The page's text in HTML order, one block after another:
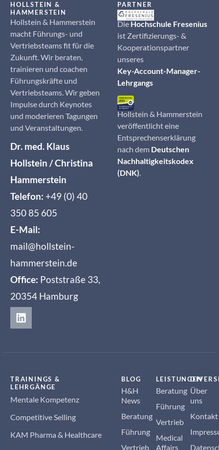
HOLLSTEIN &
HAMMERSTEIN
Hollstein & Hammerstein
macht Führungs- und
Vertriebsteams fit für die
Zukunft. Wir beraten,
trainieren und coachen
Führungskräfte und
Vertriebsteams. Wir geben
Impulse durch Keynotes
und moderieren Tagungen
und Veranstaltungen.
Dr. med. Klaus
Hollstein / Christina
Hammerstein
Telefon: +49 (0) 40
350 85 605
E-Mail:
mail@hollstein-
hammerstein.de
Office: Poststraße 33,
20354 Hamburg
PARTNER
DieHochschule Fresenius
ist Zertifizierungs- &
Kooperationspartner
unseres
Key-Account-Manager-
Lehrgangs
Hollstein & Hammerstein
veröffentlicht eine
Entsprechenserklärung
nach dem Deutschen
Nachhaltigkeitskodex
(DNK).
TRAININGS &
LEHRGÄNGE
Mentale Kompetenz
Competitive Selling
KAM Pharma & Healthcare
BLOG
H&H
News
Beratung
Führung
Vertrieb
LEISTUNGEN
Beratung
Führung
Vertrieb
Medical
Affairs
Über
uns
Kontakt